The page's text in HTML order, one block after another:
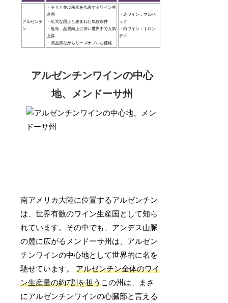
アルゼンチ
ン
・チリと並ぶ南米を代表するワイン生
産国
・広大な国土と恵まれた気候条件
・近年、品質向上に伴い世界中で人気
上昇
・高品質ながらリーズナブルな価格
・赤ワイン：マルベ
ック
・白ワイン：トロン
テス
アルゼンチンワインの中心
地、メンドーサ州
南アメリカ大陸に位置するアルゼンチン
は、世界有数のワイン生産国として知ら
れています。その中でも、アンデス山脈
の麓に広がるメンドーサ州は、アルゼン
チンワインの中心地として世界的に名を
馳せています。アルゼンチン全体のワイ
ン生産量の約7割を担うこの州は、まさ
にアルゼンチンワインの心臓部と言える